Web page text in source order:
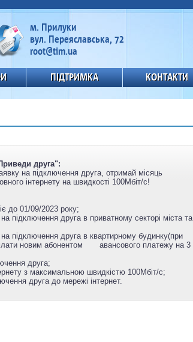
м. Прилуки
вул. Переяславська, 72
root@tim.ua
ПІДТРИМКА КОНТАКТИ
друга":
на підключення друга, отримай місяць
інтернету на швидкості 100Мбіт/с!
до 01/09/2023 року;
підключення друга в приватному секторі міста та
підключення друга в квартирному будинку(при
новим абонентом авансового платежу на 3
друга;
з максимальною швидкістю 100Мбіт/с;
друга до мережі інтернет.